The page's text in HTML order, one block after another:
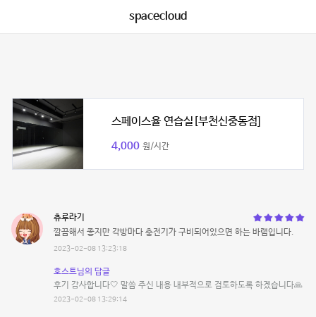
spacecloud
스페이스율 연습실[부천신중동점]
4,000 원/시간
츄루라기
깔끔해서 좋지만 각방마다 충전기가 구비되어있으면 하는 바램입니다.
2023-02-08 13:23:18
호스트님의 답글
후기 감사합니다🤍 말씀 주신 내용 내부적으로 검토하도록 하겠습니다🙏
2023-02-08 13:29:14